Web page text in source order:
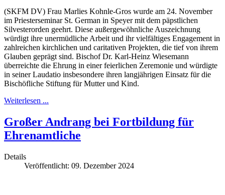
(SKFM DV) Frau Marlies Kohnle-Gros wurde am 24. November
im Priesterseminar St. German in Speyer mit dem päpstlichen
Silvesterorden geehrt. Diese außergewöhnliche Auszeichnung
würdigt ihre unermüdliche Arbeit und ihr vielfältiges Engagement in
zahlreichen kirchlichen und caritativen Projekten, die tief von ihrem
Glauben geprägt sind. Bischof Dr. Karl-Heinz Wiesemann
überreichte die Ehrung in einer feierlichen Zeremonie und würdigte
in seiner Laudatio insbesondere ihren langjährigen Einsatz für die
Bischöfliche Stiftung für Mutter und Kind.
Weiterlesen ...
Großer Andrang bei Fortbildung für
Ehrenamtliche
Details
Veröffentlicht: 09. Dezember 2024